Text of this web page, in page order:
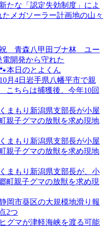
新たな「認定失効制度」によ
メガソーラー計画地の山々
青森八甲田ブナ林 ユー
開発から守れた
本日のとよくん
10月4日岩手県八幡平市で親
ちらは捕獲後、今年10回
くまもり新潟県支部長が小屋
親子グマの放獣を求め現地
くまもり新潟県支部長が小屋
親子グマの放獣を求め現地
くまもり新潟県支部長が、小
町親子グマの放獣を求め現
岡市葵区の大規模地滑り報
2つ
ヒグマが津軽海峡を渡る可能